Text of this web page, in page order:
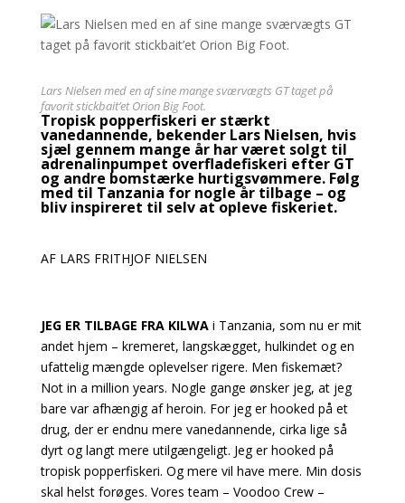
Lars Nielsen med en af sine mange sværvægts GT taget på
favorit stickbait’et Orion Big Foot.
Tropisk popperfiskeri er stærkt
vanedannende, bekender Lars Nielsen, hvis
sjæl gennem mange år har været solgt til
adrenalinpumpet overfladefiskeri efter GT
og andre bomstærke hurtigsvømmere. Følg
med til Tanzania for nogle år tilbage – og
bliv inspireret til selv at opleve fiskeriet.
AF LARS FRITHJOF NIELSEN
JEG ER TILBAGE FRA KILWA i Tanzania, som nu er mit
andet hjem – kremeret, langskægget, hulkindet og en
ufattelig mængde oplevelser rigere. Men fiskemæt?
Not in a million years. Nogle gange ønsker jeg, at jeg
bare var afhængig af heroin. For jeg er hooked på et
drug, der er endnu mere vanedannende, cirka lige så
dyrt og langt mere utilgængeligt. Jeg er hooked på
tropisk popperfiskeri. Og mere vil have mere. Min dosis
skal helst forøges. Vores team – Voodoo Crew –